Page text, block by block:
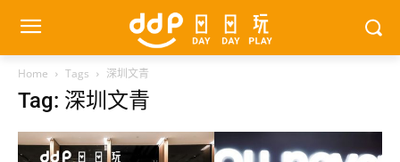
Home Tags 深圳文青
Tag: 深圳文青